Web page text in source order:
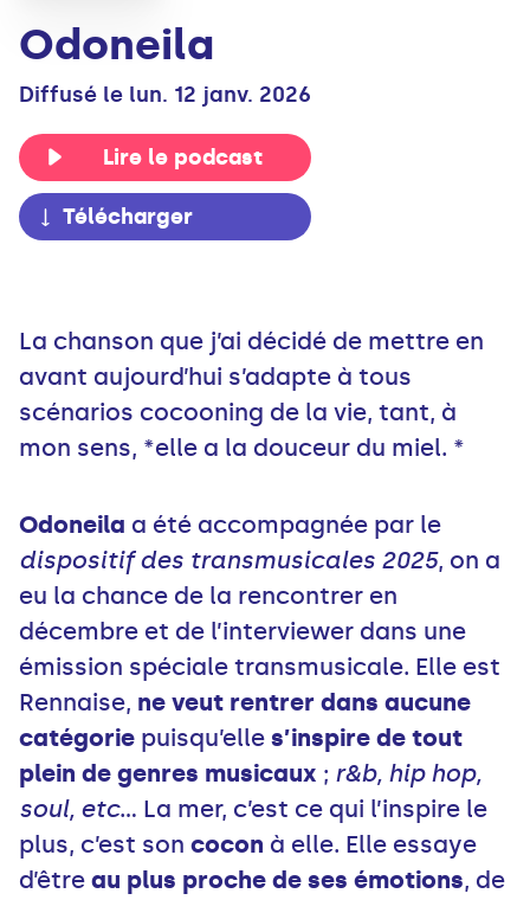
Odoneila
Diffusé le lun. 12 janv. 2026
Lire le podcast
Télécharger
La chanson que j’ai décidé de mettre en
avant aujourd’hui s’adapte à tous
scénarios cocooning de la vie, tant, à
mon sens, *elle a la douceur du miel. *
Odoneila a été accompagnée par le
dispositif des transmusicales 2025, on a
eu la chance de la rencontrer en
décembre et de l’interviewer dans une
émission spéciale transmusicale. Elle est
Rennaise, ne veut rentrer dans aucune
catégorie puisqu’elle s’inspire de tout
plein de genres musicaux ; r&b, hip hop,
soul, etc… La mer, c’est ce qui l’inspire le
plus, c’est son cocon à elle. Elle essaye
d’être au plus proche de ses émotions, de